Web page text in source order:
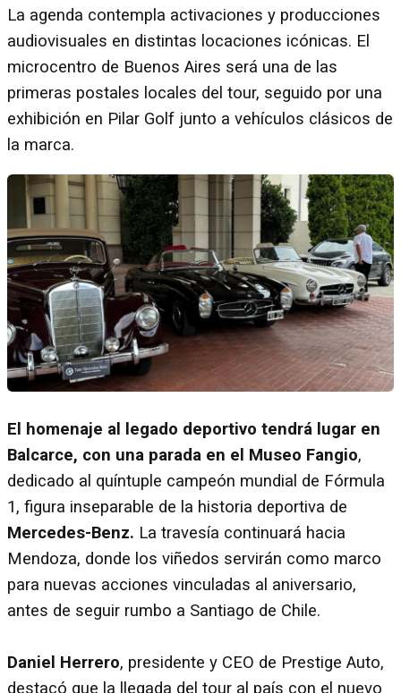
La agenda contempla activaciones y producciones
audiovisuales en distintas locaciones icónicas. El
microcentro de Buenos Aires será una de las
primeras postales locales del tour, seguido por una
exhibición en Pilar Golf junto a vehículos clásicos de
la marca.
El homenaje al legado deportivo tendrá lugar en
Balcarce, con una parada en el Museo Fangio,
dedicado al quíntuple campeón mundial de Fórmula
1, figura inseparable de la historia deportiva de
Mercedes-Benz. La travesía continuará hacia
Mendoza, donde los viñedos servirán como marco
para nuevas acciones vinculadas al aniversario,
antes de seguir rumbo a Santiago de Chile.
Daniel Herrero, presidente y CEO de Prestige Auto,
destacó que la llegada del tour al país con el nuevo